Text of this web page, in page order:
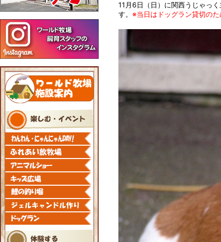
11月6日（日）に関西うじゃっ
す。 ※当日はドッグラン貸切の